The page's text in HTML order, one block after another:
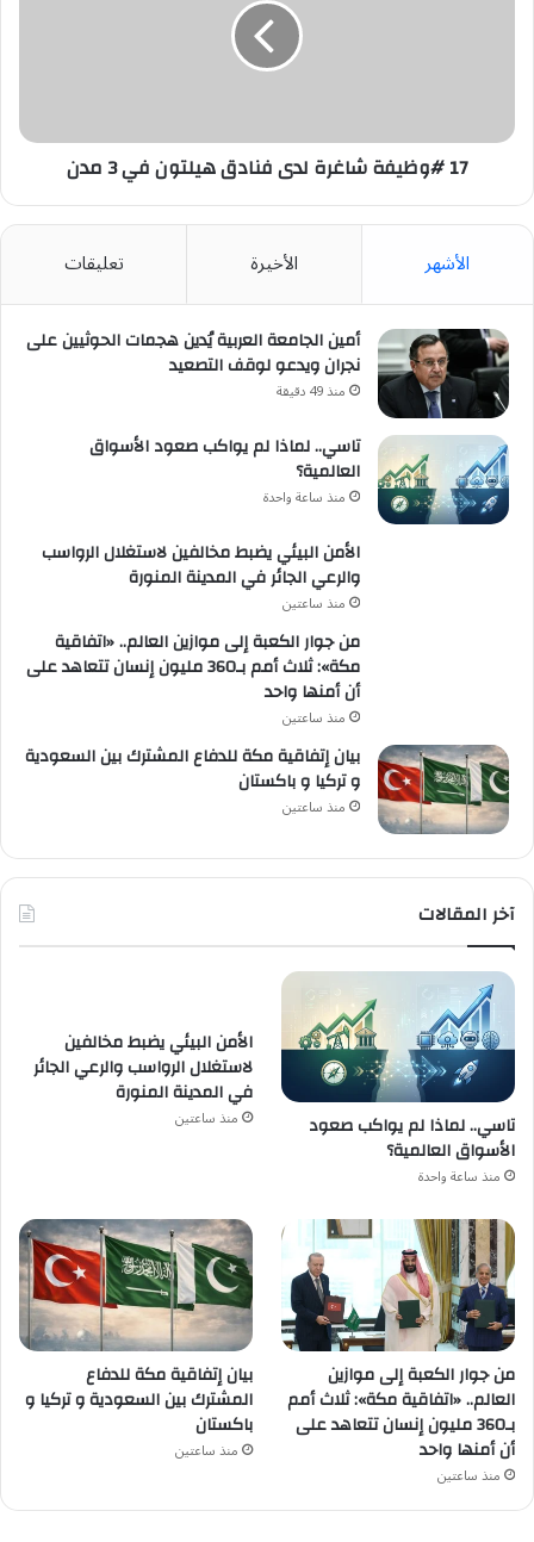
مدن
17 #وظيفة شاغرة لدى فنادق هيلتون في 3 مدن
الأشهر الأخيرة تعليقات
أمين الجامعة العربية يُدين هجمات الحوثيين على
نجران ويدعو لوقف التصعيد
منذ 49 دقيقة
تاسي.. لماذا لم يواكب صعود الأسواق
العالمية؟
منذ ساعة واحدة
الأمن البيئي يضبط مخالفين لاستغلال الرواسب
والرعي الجائر في المدينة المنورة
منذ ساعتين
من جوار الكعبة إلى موازين العالم.. «اتفاقية
مكة»: ثلاث أمم بـ360 مليون إنسان تتعاهد على
أن أمنها واحد
منذ ساعتين
بيان إتفاقية مكة للدفاع المشترك بين السعودية
و تركيا و باكستان
منذ ساعتين
آخر المقالات
تاسي.. لماذا لم يواكب صعود
الأسواق العالمية؟
منذ ساعة واحدة
الأمن البيئي يضبط مخالفين
لاستغلال الرواسب والرعي الجائر
في المدينة المنورة
منذ ساعتين
من جوار الكعبة إلى موازين
العالم.. «اتفاقية مكة»: ثلاث أمم
بـ360 مليون إنسان تتعاهد على
أن أمنها واحد
منذ ساعتين
بيان إتفاقية مكة للدفاع
المشترك بين السعودية و تركيا و
باكستان
منذ ساعتين